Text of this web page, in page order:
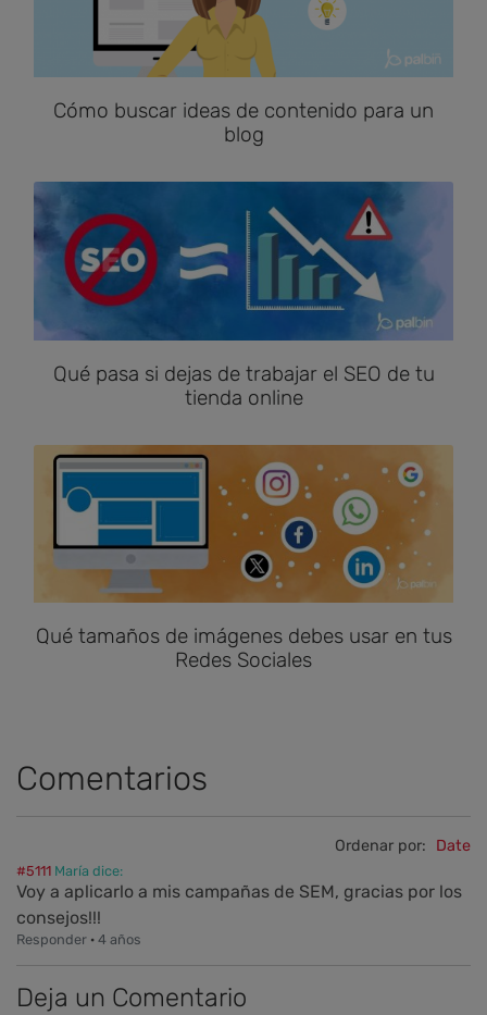
Cómo buscar ideas de contenido para un
blog
Qué pasa si dejas de trabajar el SEO de tu
tienda online
Qué tamaños de imágenes debes usar en tus
Redes Sociales
Comentarios
Ordenar por: Date
#5111 María dice:
Voy a aplicarlo a mis campañas de SEM, gracias por los
consejos!!!
Responder · 4 años
Deja un Comentario